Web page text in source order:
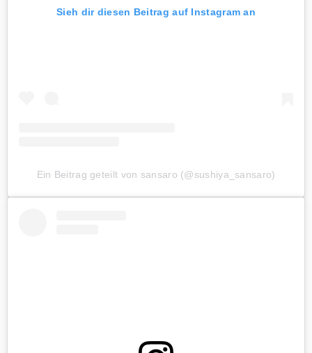
Sieh dir diesen Beitrag auf Instagram an
Ein Beitrag geteilt von sansaro (@sushiya_sansaro)